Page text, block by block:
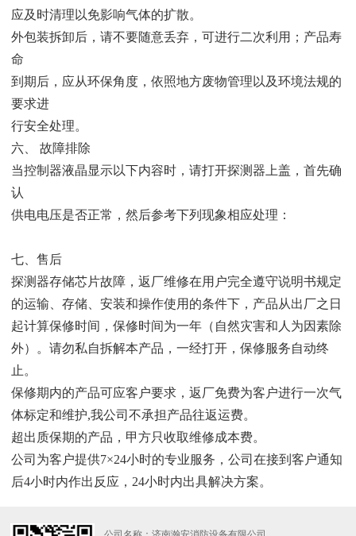
应及时清理以免影响气体的扩散。
外包装拆卸后，请不要随意丢弃，可进行二次利用；产品寿
命
到期后，应从环保角度，依照地方废物管理以及环境法规的
要求进
行安全处理。
六、 故障排除
当控制器液晶显示以下内容时，请打开探测器上盖，首先确
认
供电电压是否正常，然后参考下列现象相应处理：
七、售后
探测器存储芯片故障，返厂维修在用户完全遵守说明书规定
的运输、存储、安装和操作使用的条件下，产品从出厂之日
起计算保修时间，保修时间为一年（自然灾害和人为因素除
外）。请勿私自拆解本产品，一经打开，保修服务自动终
止。
保修期内的产品可应客户要求，返厂免费为客户进行一次气
体标定和维护,我公司不承担产品往返运费。
超出质保期的产品，甲方只收取维修成本费。
公司为客户提供7×24小时的专业服务，公司在接到客户通知
后4小时内作出反应，24小时内出具解决方案。